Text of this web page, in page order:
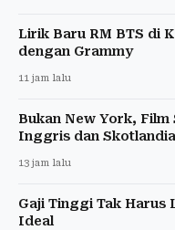
Lirik Baru RM BTS di
dengan Grammy
11 jam lalu
Bukan New York,
Inggris dan Skotlandia
13 jam lalu
Gaji Tinggi Tak Harus
Ideal